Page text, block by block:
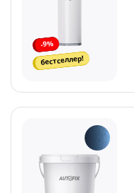
-9%
бестселлер!